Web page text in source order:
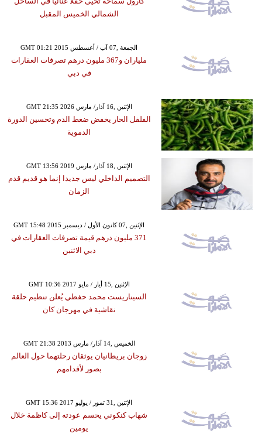
الشمالي الخميس المقبل
GMT 01:21 2015 الجمعة ,07 آب / أغسطس
ملياران و367 مليون درهم تصرفات العقارات
في دبي
GMT 21:35 2026 الإثنين ,16 آذار/ مارس
الفلفل الحار يخفض ضغط الدم وتحسين الدورة
الدموية
GMT 13:56 2019 الإثنين ,18 آذار/ مارس
التصميم الداخلي ليس جديدا إنما هو قديم قدم
الزمان
GMT 15:48 2015 الإثنين ,07 كانون الأول / ديسمبر
371 مليون درهم قيمة تصرفات العقارات في
دبي الاثنين
GMT 10:36 2017 الإثنين ,15 أيار / مايو
السيناريست محمد حفظي يُعلن تنظيم حلقة
نقاشية في مهرجان كان
GMT 21:38 2013 الخميس ,14 آذار/ مارس
زوجان بريطانيان يوثقان رحلتهما حول العالم
بصور لأقدامهم
GMT 15:36 2017 الإثنين ,31 تموز / يوليو
شهاب كنكوني يحسم عودته إلى كاظمة خلال
يومين